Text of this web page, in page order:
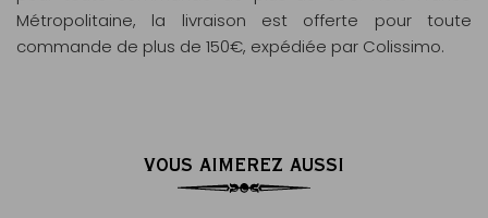
Métropolitaine, la livraison est offerte pour toute
commande de plus de 150€, expédiée par Colissimo.
VOUS AIMEREZ AUSSI